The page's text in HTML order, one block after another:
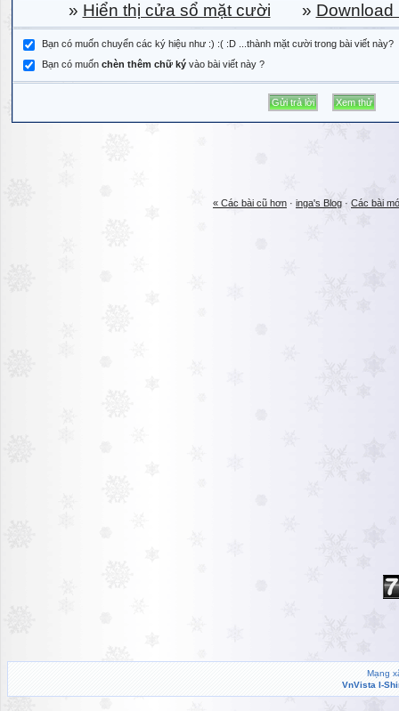
» Hiển thị cửa sổ mặt cười » Download
Bạn có muốn chuyển các ký hiệu như :) :( :D ...thành mặt cười trong bài viết này?
Bạn có muốn chèn thêm chữ ký vào bài viết này ?
« Các bài cũ hơn · inga's Blog · Các bài
Mạng
VnVista I-